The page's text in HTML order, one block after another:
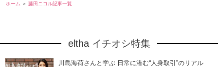
ホーム 藤田ニコル記事一覧
eltha イチオシ特集
川島海荷さんと学ぶ 日常に潜む“人身取引”のリアル